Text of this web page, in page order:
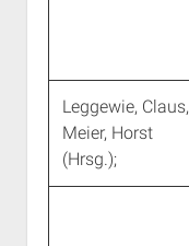
Leggewie, Claus,
Meier, Horst
(Hrsg.);